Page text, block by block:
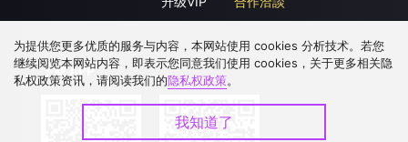
下载 APP
为提供您更多优质的服务与内容，本网站使用 cookies 分析技术。若您
继续阅览本网站内容，即表示您同意我们使用 cookies，关于更多相关隐
私权政策资讯，请阅读我们的隐私权政策。
我知道了